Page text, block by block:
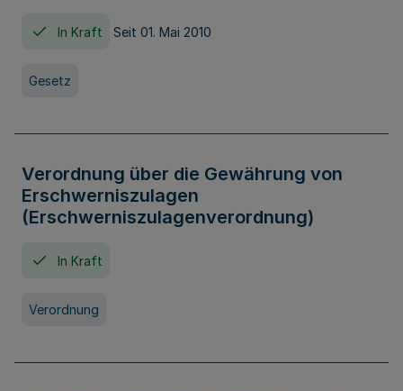
In Kraft Seit 01. Mai 2010
Gesetz
Verordnung über die Gewährung von
Erschwerniszulagen
(Erschwerniszulagenverordnung)
In Kraft
Verordnung